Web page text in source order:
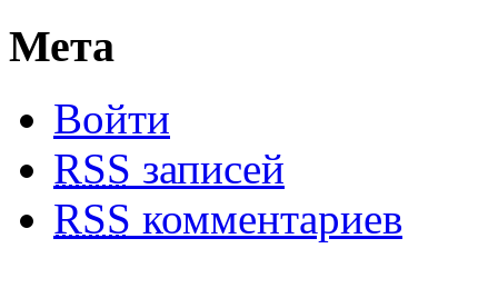
Мета
Войти
RSS записей
RSS комментариев